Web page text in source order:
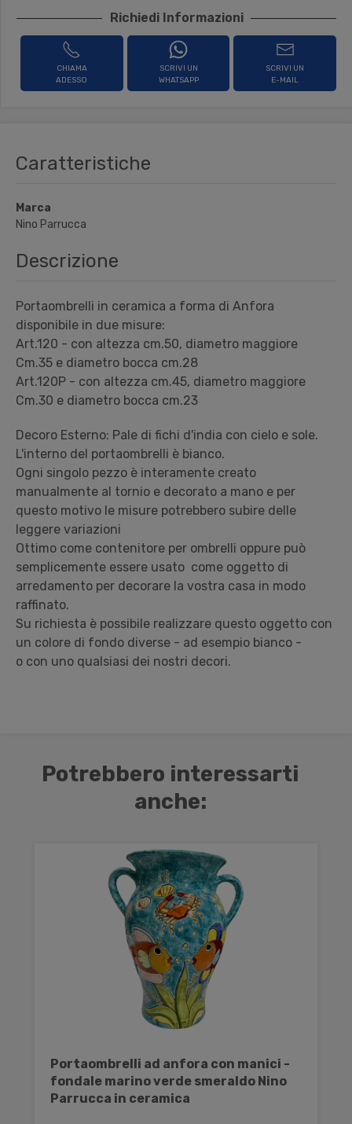
Richiedi Informazioni
CHIAMA
ADESSO
SCRIVI UN
WHATSAPP
SCRIVI UN
E-MAIL
Caratteristiche
Marca
Nino Parrucca
Descrizione
Portaombrelli in ceramica a forma di Anfora
disponibile in due misure:
Art.120 - con altezza cm.50, diametro maggiore
Cm.35 e diametro bocca cm.28
Art.120P - con altezza cm.45, diametro maggiore
Cm.30 e diametro bocca cm.23
Decoro Esterno: Pale di fichi d'india con cielo e sole.
L'interno del portaombrelli è bianco.
Ogni singolo pezzo è interamente creato
manualmente al tornio e decorato a mano e per
questo motivo le misure potrebbero subire delle
leggere variazioni
Ottimo come contenitore per ombrelli oppure può
semplicemente essere usato come oggetto di
arredamento per decorare la vostra casa in modo
raffinato.
Su richiesta è possibile realizzare questo oggetto con
un colore di fondo diverse - ad esempio bianco -
o con uno qualsiasi dei nostri decori.
Potrebbero interessarti
anche:
Portaombrelli ad anfora con manici -
fondale marino verde smeraldo Nino
Parrucca in ceramica